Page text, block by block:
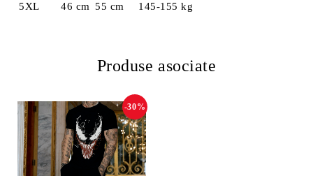
5XL
46 cm 55 cm 145-155 kg
Produse asociate
-30%